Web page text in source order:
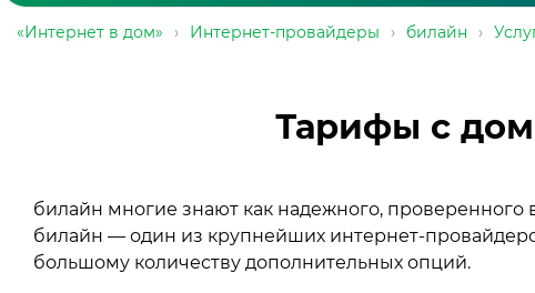
«Интернет в дом» › Интернет-провайдеры › билайн ›
Тарифы с
билайн многие знают как надежного, проверенного
билайн — один из крупнейших интернет-
большому количеству дополнительных опций.